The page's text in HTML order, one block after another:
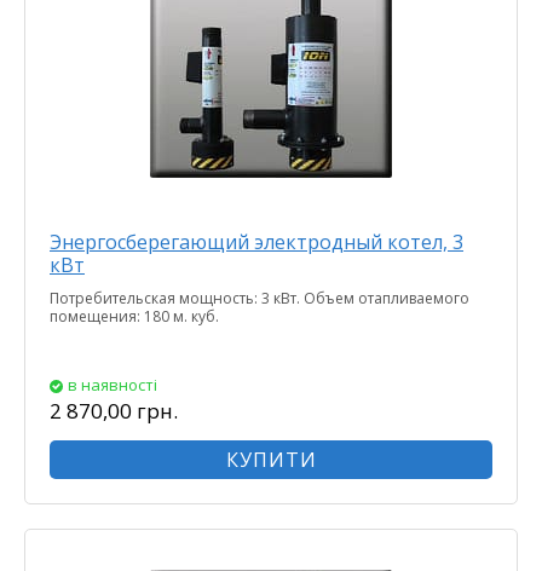
Энергосберегающий электродный котел, 3
кВт
Потребительская мощность: 3 кВт. Объем отапливаемого
помещения: 180 м. куб.
в наявності
2 870,00 грн.
КУПИТИ